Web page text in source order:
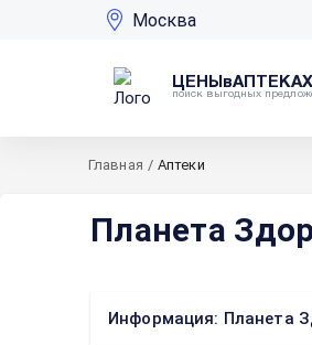
Москва
ЦЕНЫвАПТЕКАХ
поиск выгодных
Главная / Аптеки
Планета
Информация: Планета